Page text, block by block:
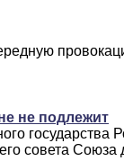
не подлежит
государства
совета Союза